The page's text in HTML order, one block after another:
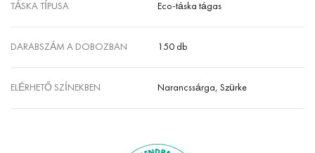
TÁSKA TÍPUSA Eco-táska tágas
DARABSZÁM A DOBOZBAN 150 db
ELÉRHETŐ SZÍNEKBEN Narancssárga, Szürke